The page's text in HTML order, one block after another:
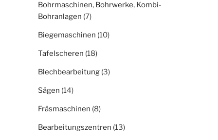
Bohrmaschinen, Bohrwerke, Kombi-
Bohranlagen (7)
Biegemaschinen (10)
Tafelscheren (18)
Blechbearbeitung (3)
Sägen (14)
Fräsmaschinen (8)
Bearbeitungszentren (13)